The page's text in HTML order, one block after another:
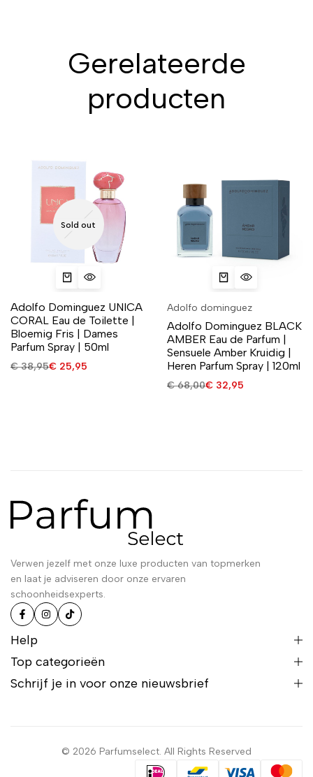
Gerelateerde
producten
Sold out
Adolfo Dominguez UNICA
CORAL Eau de Toilette |
Bloemig Fris | Dames
Parfum Spray | 50ml
€38,95€ 25,95
Adolfo dominguez
Adolfo Dominguez BLACK
AMBER Eau de Parfum |
Sensuele Amber Kruidig |
Heren Parfum Spray | 120ml
€68,00€ 32,95
Verwen jezelf met onze luxe producten van topmerken
en laat je adviseren door onze ervaren
schoonheidsexperts.
Help
Top categorieën
Schrijf je in voor onze nieuwsbrief
© 2026 Parfumselect. All Rights Reserved